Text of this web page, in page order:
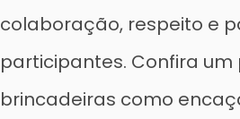
colaboração, respeito e
participantes. Confira um
brincadeiras como